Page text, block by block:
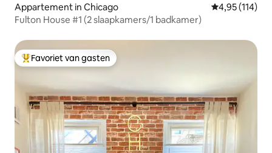
Appartement in Chicago Gemiddelde
4,95 (114)
Fulton House #1 (2 slaapkamers/1 badkamer)
Topfavoriet van gasten
Favoriet van gasten